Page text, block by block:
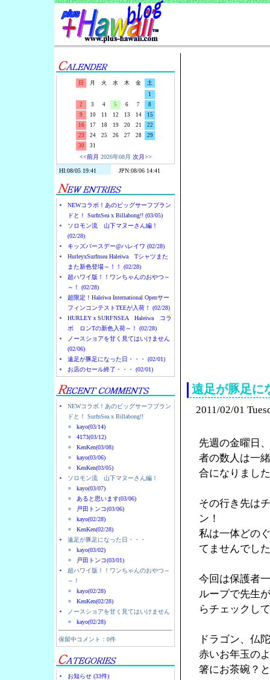
日 月 火 水 木 金
土
1
2
3 4 5 6 7
8
9
10 11 12 13 14
15
16
17 18 19 20 21
22
23
24 25 26 27 28
29
30
31
<<前月 2026年08月 次月>>
NEWコラボ！あのビッグサーフブラン
ドと！ SurfnSea x Billabong!! (03/05)
ソロモン流 山下マヌーさん編！
(02/28)
キッズバースデー@ハレイワ (02/28)
HurleyxSurfnsea Haleiwa Tシャツまた
また新色登場～！！ (02/28)
超ハワイ版！！ワンちゃんのおやつ～
～！ (02/28)
超限定！Haleiwa International Openサー
フィンコンテストTEEが入荷！ (02/28)
HURLEYｘSURFNSEA Haleiwa コラ
ボ ロンTの新色入荷～！ (02/28)
ノースショアを甘く見てはいけません
(02/06)
遠足が豚足になった日・・・ (02/01)
お店のセール終了・・・ (02/01)
NEWコラボ！あのビッグサーフブラン
ドと！ SurfnSea x Billabong!!
kayo(03/14)
4173(03/12)
KenKen(03/08)
kayo(03/06)
KenKen(03/05)
ソロモン流 山下マヌーさん編！
kayo(03/07)
あると思います(03/06)
戸田トンコ(03/06)
kayo(02/28)
KenKen(02/28)
遠足が豚足になった日・・・
kayo(03/02)
戸田トンコ(03/01)
超ハワイ版！！ワンちゃんのおやつ～
～！
kayo(02/28)
KenKen(02/28)
ノースショアを甘く見てはいけません
kayo(02/28)
保留中コメント：0件
お知らせ (33件)
遠足が豚足に
2011/02/01
先週の金曜日
者の数人は一
合になりまし
その行き先は
ン！
私は一体どの
てませんでし
今回は保護者
ループで先生
らチェックし
ドラゴン、仏
赤いお年玉の
箸にお茶碗？